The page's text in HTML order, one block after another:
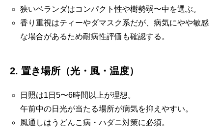
狭いベランダはコンパクト性や樹勢弱〜中を選ぶ。
香り重視はティーやダマスク系だが、病気にやや敏感
な場合があるため耐病性評価も確認する。
2. 置き場所（光・風・温度）
日照は1日5〜6時間以上が理想。
午前中の日光が当たる場所が病気を抑えやすい。
風通しはうどんこ病・ハダニ対策に必須。